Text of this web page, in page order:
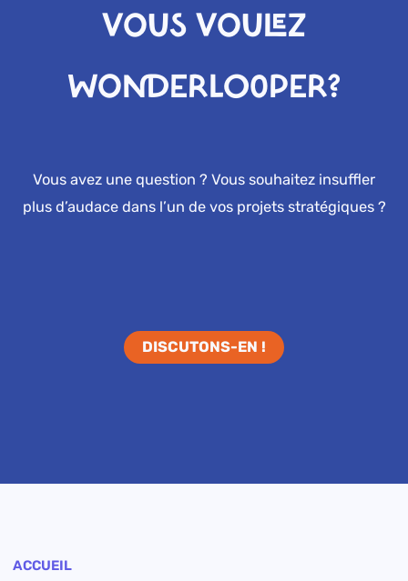
VOUS VOULEZ
WONDERLOOPER?
Vous avez une question ? Vous souhaitez insuffler
plus d’audace dans l’un de vos projets stratégiques ?
DISCUTONS-EN !
ACCUEIL